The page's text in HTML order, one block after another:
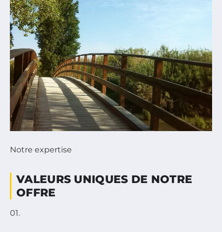
Notre expertise
VALEURS UNIQUES DE NOTRE
OFFRE
01.